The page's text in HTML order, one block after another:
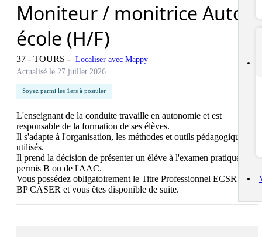
Moniteur / monitrice Auto
école (H/F)
37 - TOURS - Localiser avec Mappy
Actualisé le 27 juillet 2026
Soyez parmi les 1ers à postuler
L'enseignant de la conduite travaille en autonomie et est
responsable de la formation de ses élèves.
Il s'adapte à l'organisation, les méthodes et outils pédagogiques
utilisés.
Il prend la décision de présenter un élève à l'examen pratique du
permis B ou de l'AAC.
Vous possédez obligatoirement le Titre Professionnel ECSR ou le
BP CASER et vous êtes disponible de suite.